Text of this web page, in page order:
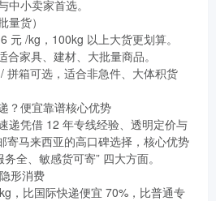
小卖家首选。
货）
元 /kg，100kg 以上大货更划算。
家具、建材、大批量商品。
拼箱可选，适合非急件、大体积货
？便宜靠谱核心优势
递凭借 12 年专线经验、透明定价与
寄马来西亚的高口碑选择，核心优势
全、敏感货可寄” 四大方面。
形消费
，比国际快递便宜 70%，比普通专